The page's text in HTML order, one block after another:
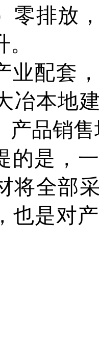
零排放
业配套
冶本地
产品销
的是，
将全部
也是对